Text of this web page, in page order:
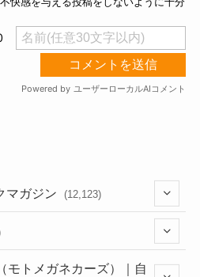
マガジン (12,123)
(352)
モトメガネカーズ）｜自